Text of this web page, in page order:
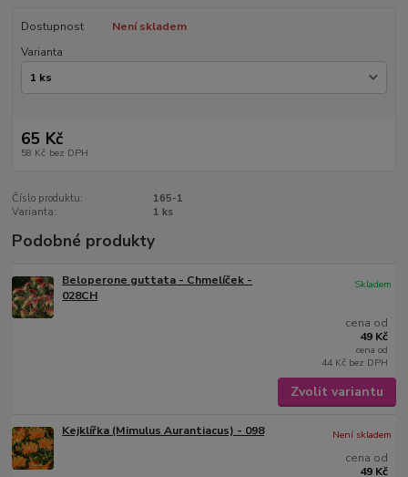
Dostupnost
Není skladem
Varianta
65 Kč
58 Kč bez DPH
Číslo produktu:
165-1
Varianta:
1 ks
Podobné produkty
Beloperone guttata - Chmelíček -
028CH
cena od
49 Kč
cena od
44 Kč bez DPH
Skladem
Zvolit variantu
Kejklířka (Mimulus Aurantiacus) - 098
cena od
49 Kč
Není skladem